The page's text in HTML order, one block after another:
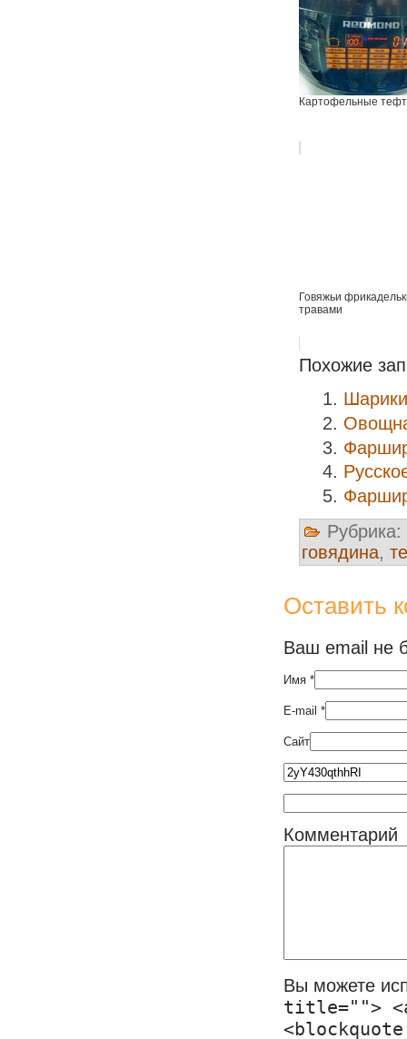
Картофельные
Говяжьи
травами
Похожие
Рубрика:
говядина,
Оставить
Ваш email не
Имя *
E-mail *
Сайт
Комментарий
Вы можете
title="">